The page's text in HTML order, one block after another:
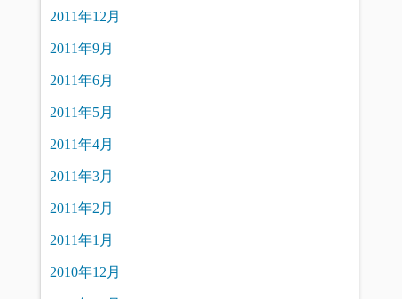
2011年12月
2011年9月
2011年6月
2011年5月
2011年4月
2011年3月
2011年2月
2011年1月
2010年12月